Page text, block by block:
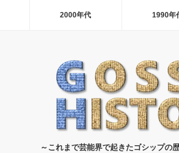
2000年代 1990年
～これまで芸能界で起きたゴシップの